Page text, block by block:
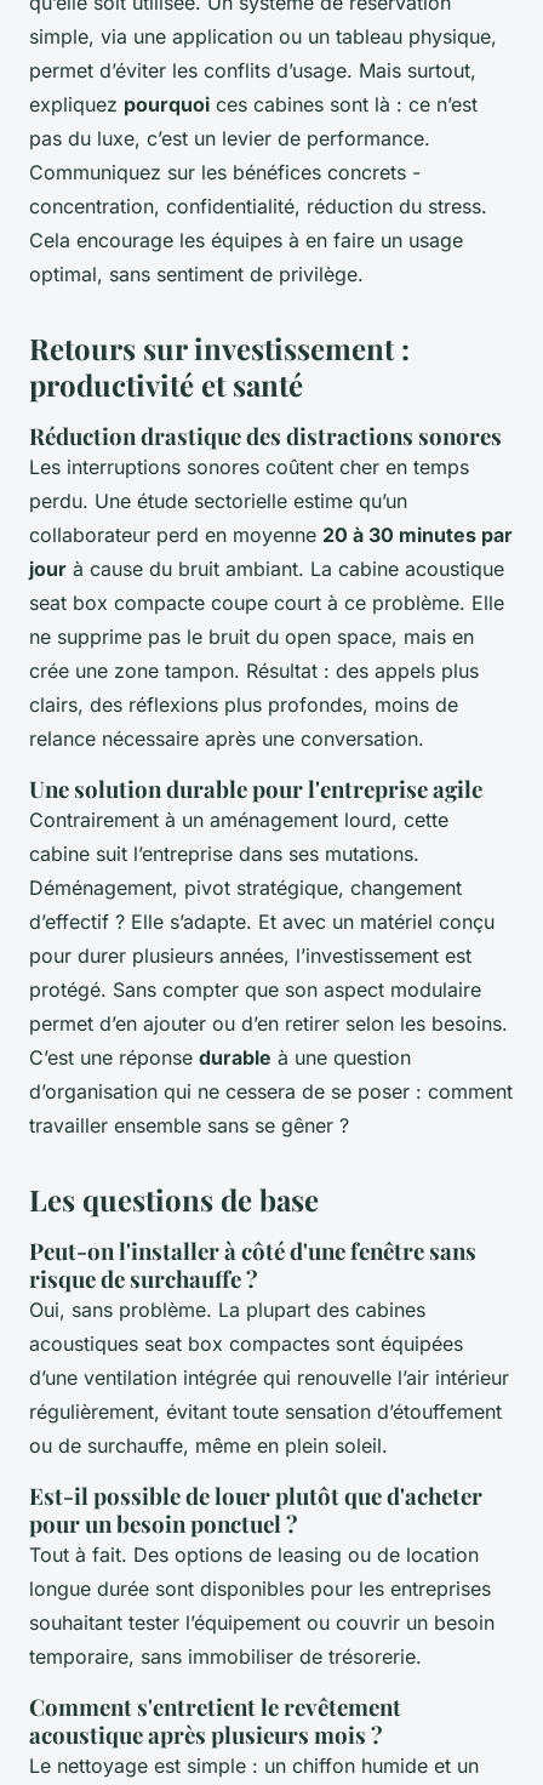
simple, via une application ou un tableau physique,
permet d’éviter les conflits d’usage. Mais surtout,
expliquez pourquoi ces cabines sont là : ce n’est
pas du luxe, c’est un levier de performance.
Communiquez sur les bénéfices concrets -
concentration, confidentialité, réduction du stress.
Cela encourage les équipes à en faire un usage
optimal, sans sentiment de privilège.
Retours sur investissement :
productivité et santé
Réduction drastique des distractions sonores
Les interruptions sonores coûtent cher en temps
perdu. Une étude sectorielle estime qu’un
collaborateur perd en moyenne 20 à 30 minutes par
jour à cause du bruit ambiant. La cabine acoustique
seat box compacte coupe court à ce problème. Elle
ne supprime pas le bruit du open space, mais en
crée une zone tampon. Résultat : des appels plus
clairs, des réflexions plus profondes, moins de
relance nécessaire après une conversation.
Une solution durable pour l'entreprise agile
Contrairement à un aménagement lourd, cette
cabine suit l’entreprise dans ses mutations.
Déménagement, pivot stratégique, changement
d’effectif ? Elle s’adapte. Et avec un matériel conçu
pour durer plusieurs années, l’investissement est
protégé. Sans compter que son aspect modulaire
permet d’en ajouter ou d’en retirer selon les besoins.
C’est une réponse durable à une question
d’organisation qui ne cessera de se poser : comment
travailler ensemble sans se gêner ?
Les questions de base
Peut-on l'installer à côté d'une fenêtre sans
risque de surchauffe ?
Oui, sans problème. La plupart des cabines
acoustiques seat box compactes sont équipées
d’une ventilation intégrée qui renouvelle l’air intérieur
régulièrement, évitant toute sensation d’étouffement
ou de surchauffe, même en plein soleil.
Est-il possible de louer plutôt que d'acheter
pour un besoin ponctuel ?
Tout à fait. Des options de leasing ou de location
longue durée sont disponibles pour les entreprises
souhaitant tester l’équipement ou couvrir un besoin
temporaire, sans immobiliser de trésorerie.
Comment s'entretient le revêtement
acoustique après plusieurs mois ?
Le nettoyage est simple : un chiffon humide et un